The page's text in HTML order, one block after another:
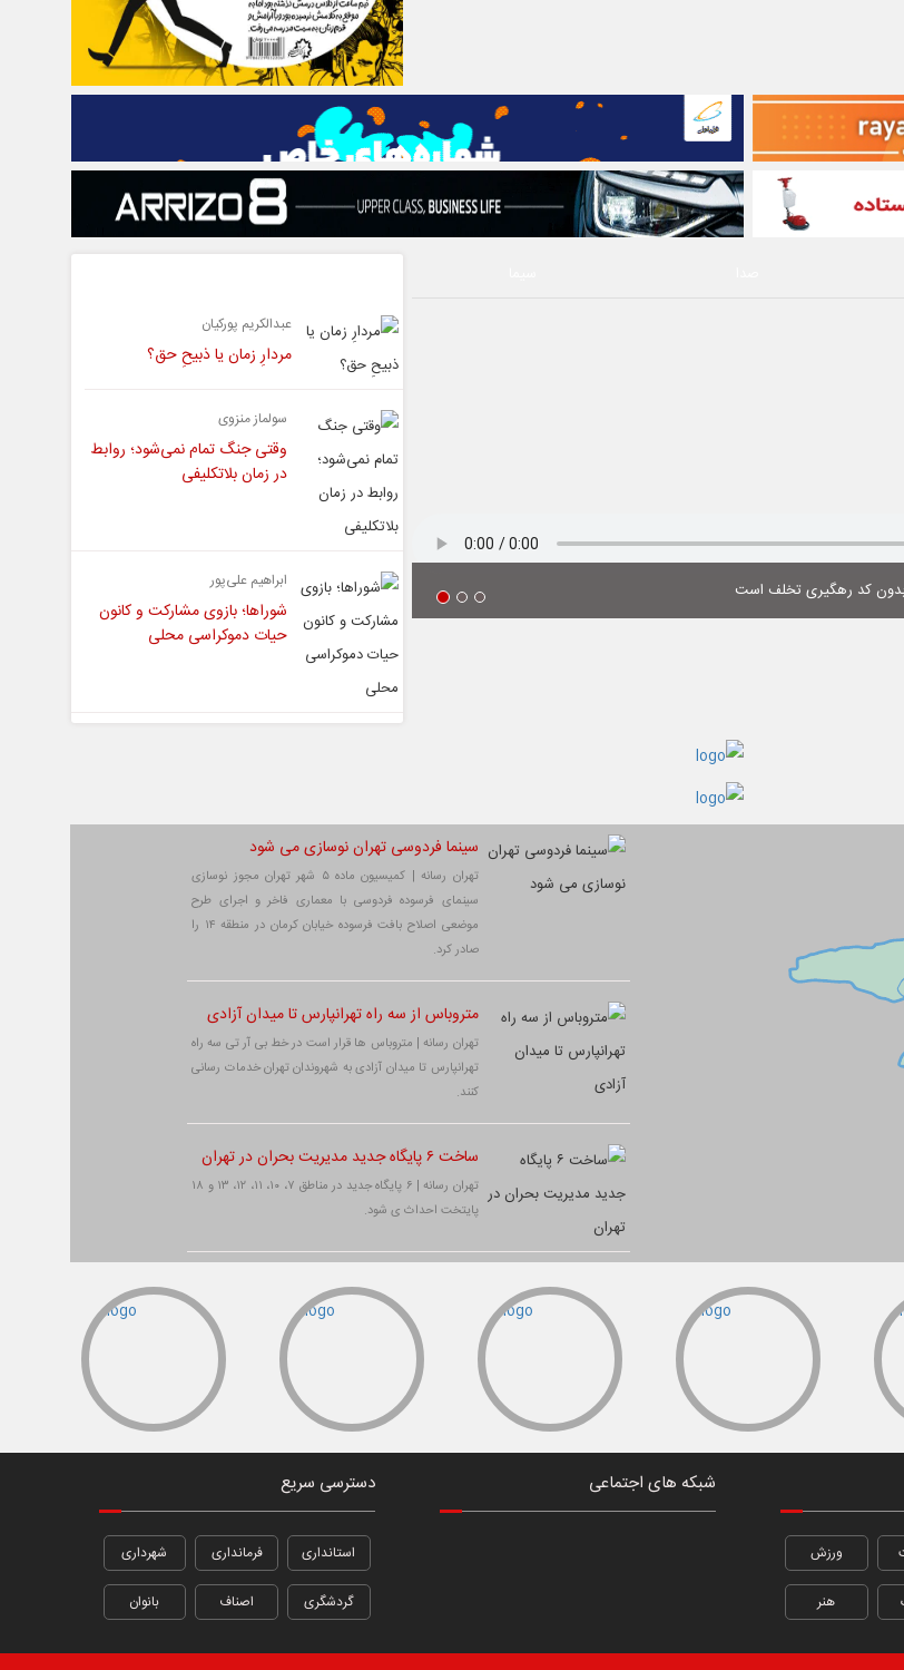
بدون كد رهگیری تخلف است
عبدالکریم پورکیان
مردارِ زمان یا ذبیحِ حق؟
سولماز منزوی
وقتی جنگ تمام نمی‌شود؛ روابط
در زمان بلاتکلیفی
ابراهیم علی‌پور
شوراها؛ بازوی مشارکت و کانون
حیات دموکراسی محلی
سینما فردوسی تهران نوسازی می شود
تهران رسانه | کمیسیون ماده ۵ شهر تهران مجوز نوسازی
سینمای فرسوده فردوسی با معماری فاخر و اجرای طرح
موضعی اصلاح بافت فرسوده خیابان کرمان در منطقه ۱۴ را
صادر کرد.
متروباس از سه راه تهرانپارس تا میدان آزادی
تهران رسانه | متروباس ها قرار است در خط بی آر تی سه راه
تهرانپارس تا میدان آزادی به شهروندان تهران خدمات رسانی
کنند.
ساخت ۶ پایگاه جدید مدیریت بحران در تهران
تهران رسانه | ۶ پایگاه جدید در مناطق ۷، ۱۰، ۱۱، ۱۲، ۱۳ و ۱۸
پایتخت احداث ی شود.
ورزش
هنر
شبکه های اجتماعی دسترسی سریع
استانداری فرمانداری شهرداری
گردشگری اصناف بانوان